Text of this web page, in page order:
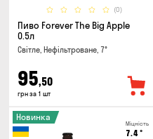
(0)
Пиво Forever The Big Apple
0.5л
Світле, Нефільтроване, 7°
95,50
грн за 1 шт
Міцність
7.4°
Новинка